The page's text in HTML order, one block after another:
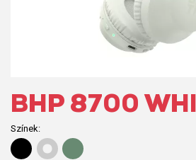
BHP 8700
Színek: